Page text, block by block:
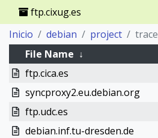
ftp.cixug.es
Inicio
debian project
trace
File Name ↓
ftp.cica.es
syncproxy2.eu.debian.org
ftp.udc.es
debian.inf.tu-dresden.de